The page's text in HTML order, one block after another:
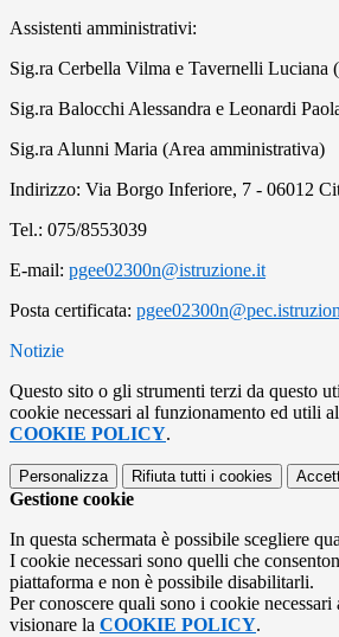
Assistenti amministrativi:
Sig.ra Cerbella Vilma e Tavernelli Luciana
Sig.ra Balocchi Alessandra e Leonardi
Sig.ra Alunni Maria (Area amministrativa)
Indirizzo: Via Borgo Inferiore, 7 - 06012
Tel.: 075/8553039
E-mail: pgee02300n@istruzione.it
Posta certificata:
Notizie
Questo sito o gli strumenti terzi da questo
cookie necessari al funzionamento ed utili
COOKIE POLICY.
Personalizza Rifiuta tutti i cookies
Gestione cookie
In questa schermata è possibile scegliere
I cookie necessari sono quelli che
piattaforma e non è possibile disabilitarli.
Per conoscere quali sono i cookie
visionare la COOKIE POLICY.